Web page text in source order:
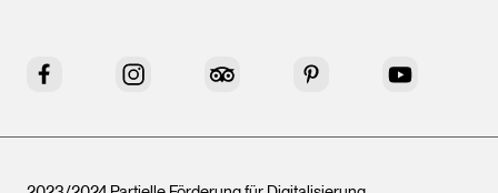
Facebook Instagram Tripadvisor Pinterest YouTube